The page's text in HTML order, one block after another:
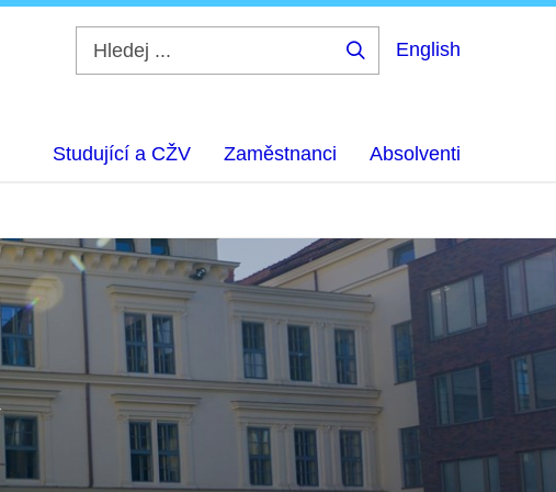
English
Studující a CŽV Zaměstnanci Absolventi